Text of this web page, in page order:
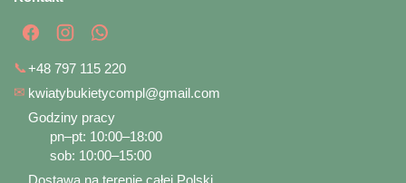
📞+48 797 115 220
✉ kwiatybukietycompl@gmail.com
Godziny pracy
pn–pt: 10:00–18:00
sob: 10:00–15:00
Dostawa na terenie całej Polski